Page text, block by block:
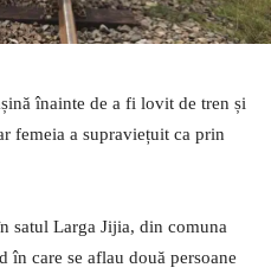
înainte de a fi lovit de tren și
femeia a supraviețuit ca prin
satul Larga Jijia, din comuna
în care se aflau două persoane